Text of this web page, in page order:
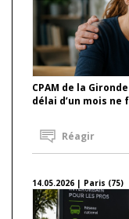
CPAM de la
délai d’un mois
Réagir
14.05.2026 | Paris (75)